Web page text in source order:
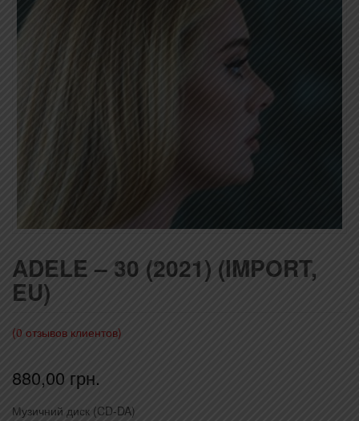
ADELE – 30 (2021) (IMPORT,
EU)
(0 отзывов клиентов)
880,00 грн.
Музичний диск (CD-DA)